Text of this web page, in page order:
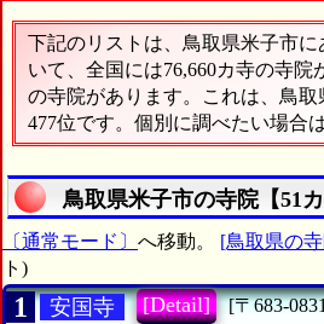
下記のリストは、鳥取県米子市
いて、全国には76,660カ寺の寺
の寺院があります。これは、鳥
477位です。個別に調べたい場合
鳥取県米子市の寺院【51
〔通常モード〕 へ移動。 [鳥取県の
ト)
1 安国寺 [Detail] [〒683-